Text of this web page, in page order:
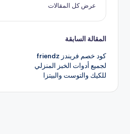
عرض كل المقالات
تصفّح
المقالات
المقالة السابقة
كود خصم فريندز friendz
لجميع أدوات الخبز المنزلي
للكيك والتوست والبيتزا